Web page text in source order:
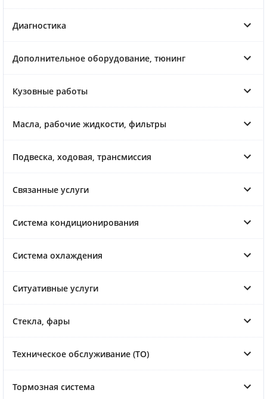
Диагностика
Дополнительное оборудование, тюнинг
Кузовные работы
Масла, рабочие жидкости, фильтры
Подвеска, ходовая, трансмиссия
Связанные услуги
Система кондиционирования
Система охлаждения
Ситуативные услуги
Стекла, фары
Техническое обслуживание (ТО)
Тормозная система